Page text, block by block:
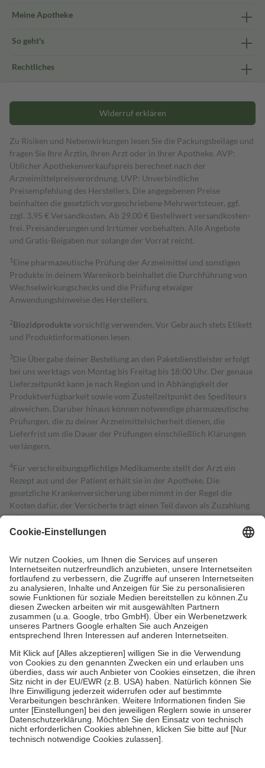
Meine Apotheke
So geht's
Rechtliches
Widerruf erklären
Zu Risiken und Nebenwirkungen lesen Sie die Packungsbeilage und
fragen Sie Ihre Ärztin, Ihren Arzt oder in Ihrer Apotheke. AVP:
Üblicher Apothekenverkaufspreis berechnet nach der
Arzneimittelpreisverordnung. UVP: Unverbindliche
Preisempfehlung des Herstellers. Die angegebenen Preise
beinhalten die gesetzlich vorgeschriebene Mehrwertsteuer, ggf.
zzgl. 3,95 € Versandkosten. Ab 29,00 € Bestell­wert versand­kosten­
frei. Preisänderungen und Irrtümer vorbehalten. Alle Angebote
und Gratis-Beigaben nur solange der Vorrat reicht.
1 Eine pharmazeutische Prüfung der Arzneimittel und sonstigen
Produkte in deinem Warenkorb beinhaltet die Durchführung von
Wechselwirkungschecks und die Prüfung etwaiger
Anwendungshinweise des Herstellers.
2Biozidproduktevorsichtig verwenden. Vor Gebrauch stets Etikett
und Produktinformationen lesen.
3Die Übergabe deiner Bestellung an den Paketdienstleister erfolgt
bei uns werktags von Montag bis Freitag bis 18:00 Uhr. Der genaue
Lieferzeitpunkt kann je nach Region und in Abhängigkeit der
Produktverfügbarkeit sowie vom Zustellzeitpunkt des Spediteurs
abweichen. Darüber hinaus können notwendige pharmazeutische
Prüfungen, die zu deiner Arzneimittelsicherheit dienen, die
Lieferfrist um die Dauer der Prüfungen einschließlich Klärungen
verlängern.
4Für verschreibungspflichtige Medikamente stellt der Arzt ein
Rezept aus und der Patient erhält sie in der Apotheke. Die
gesetzliche Krankenversicherung übernimmt in der Regel die
Kosten dafür, der Versicherte trägt einen Teil davon als Zuzahlung
mit.
Grundsätzlich leisten Mitglieder Zuzahlungen in Höhe von zehn
höchstens zehn Euro.
Es sind jedoch nie mehr als die tatsächlichen
Kosten der Leistung zu entrichten.
Diese Regeln gelten grundsätzlich auch für Online-Apotheken.
Bei Heilmitteln und häuslicher Krankenpflege beträgt die
Zuzahlung zehn Prozent der Kosten sowie zehn Euro je
Verordnung.
Um das Engagement der Versicherten für ihre eigene Gesundheit zu
stärken und die besondere Stellung der Familie zu unterstützen,
fallenkeine Zuzahlungenan bei:
• Kindern und Jugendlichen bis zum vollendeten 18. Lebensjahr
mit Ausnahme der Fahrkosten
• Untersuchungen zur Vorsorge und Früherkennung, die von der
GKV getragen werden
• empfohlenen Schutzimpfungen
• Harn- und Blutteststreifen